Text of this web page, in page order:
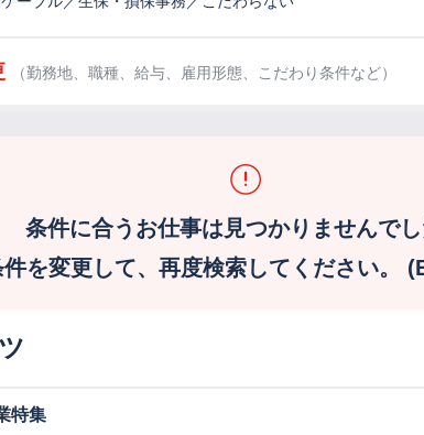
（勤務地、職種、給与、雇用形態、こだわり条件など）
条件に合うお仕事は見つかりませんでし
件を変更して、再度検索してください。
特集